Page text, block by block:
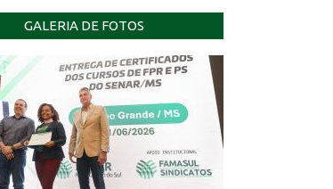
GALERIA DE FOTOS